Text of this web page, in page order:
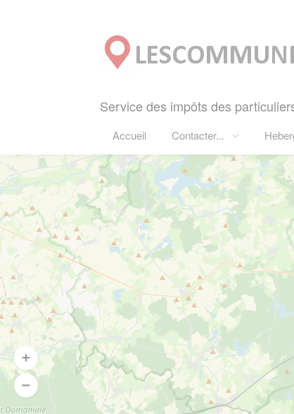
Service des impôts des
Accueil Contacter...